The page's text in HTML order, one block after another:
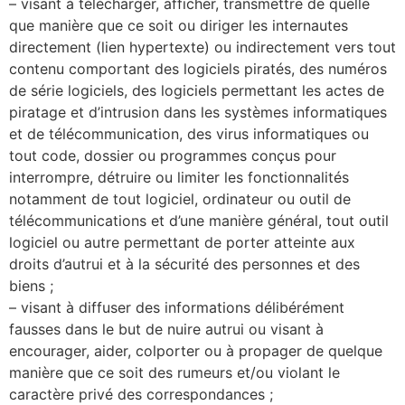
que manière que ce soit ou diriger les internautes
directement (lien hypertexte) ou indirectement vers tout
contenu comportant des logiciels piratés, des numéros
de série logiciels, des logiciels permettant les actes de
piratage et d’intrusion dans les systèmes informatiques
et de télécommunication, des virus informatiques ou
tout code, dossier ou programmes conçus pour
interrompre, détruire ou limiter les fonctionnalités
notamment de tout logiciel, ordinateur ou outil de
télécommunications et d’une manière général, tout outil
logiciel ou autre permettant de porter atteinte aux
droits d’autrui et à la sécurité des personnes et des
biens ;
– visant à diffuser des informations délibérément
fausses dans le but de nuire autrui ou visant à
encourager, aider, colporter ou à propager de quelque
manière que ce soit des rumeurs et/ou violant le
caractère privé des correspondances ;